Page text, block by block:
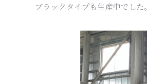
ブラックタイプも生産中でした。